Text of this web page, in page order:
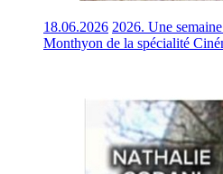
18.06.2026 2026. Une
Monthyon de la spécialité